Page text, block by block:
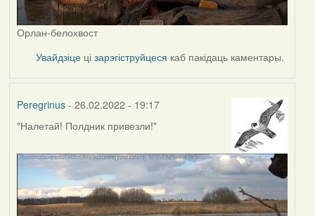
Орлан-белохвост
Увайдзіце цізарэгіструйцеся каб пакідаць каментары.
Peregrinus- 26.02.2022 - 19:17
"Налетай! Полдник привезли!"